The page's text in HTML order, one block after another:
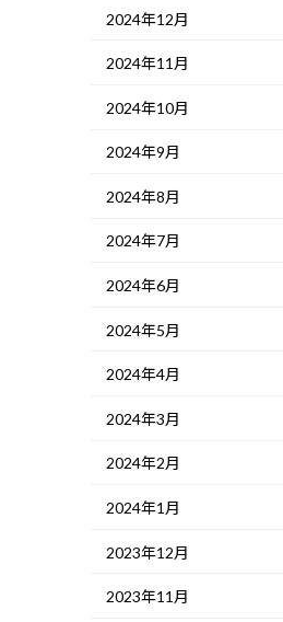
2024年12月
2024年11月
2024年10月
2024年9月
2024年8月
2024年7月
2024年6月
2024年5月
2024年4月
2024年3月
2024年2月
2024年1月
2023年12月
2023年11月